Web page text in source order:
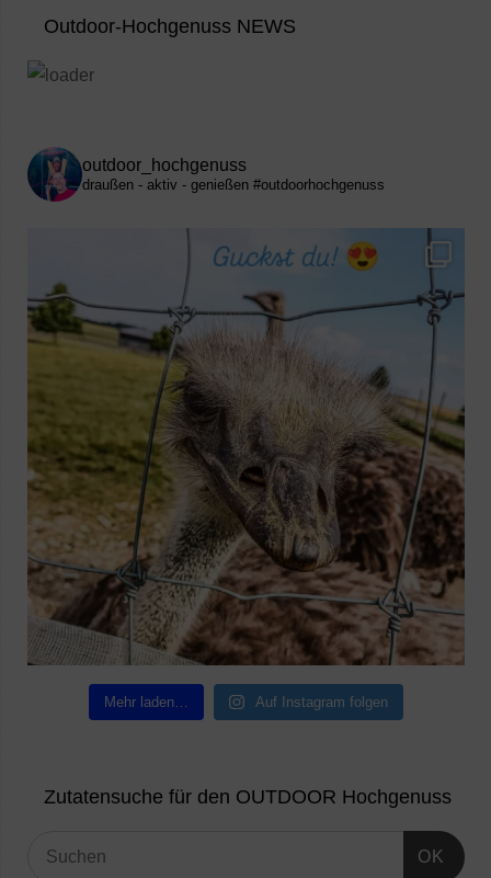
Outdoor-Hochgenuss NEWS
outdoor_hochgenuss
draußen - aktiv - genießen #outdoorhochgenuss
Mehr laden… Auf Instagram folgen
Zutatensuche für den OUTDOOR Hochgenuss
OK